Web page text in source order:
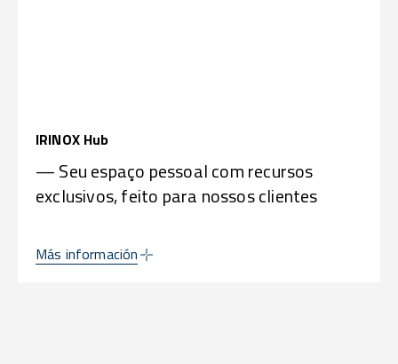
IRINOX Hub
— Seu espaço pessoal com recursos
exclusivos, feito para nossos clientes
Más información